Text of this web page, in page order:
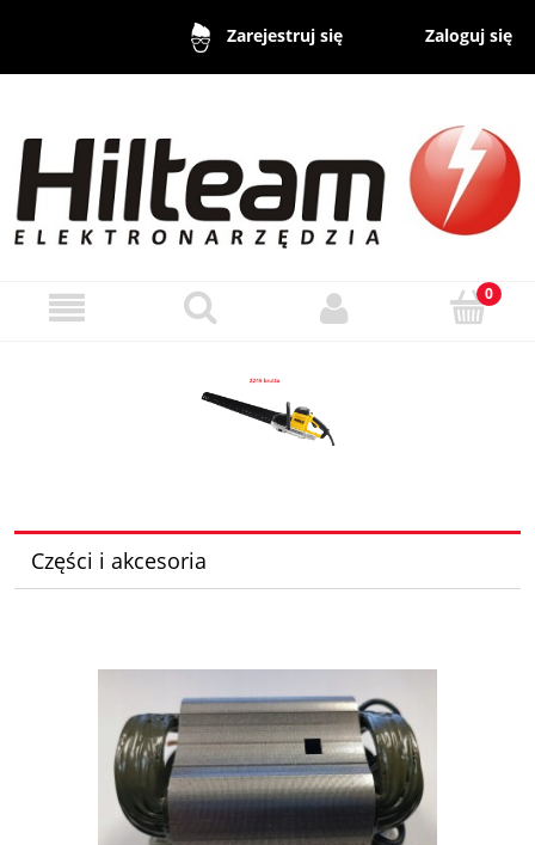
Zarejestruj się Zaloguj się
Części i akcesoria